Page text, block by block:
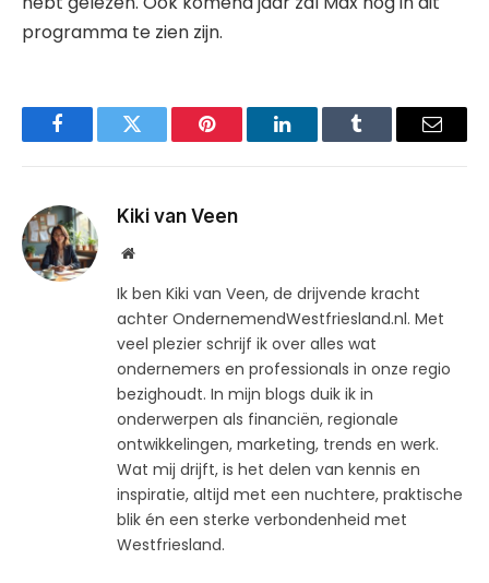
programma te zien zijn.
FacebookTwitter Pinterest LinkedInTumblr Email
Kiki van Veen
Website
Ik ben Kiki van Veen, de drijvende kracht
achter OndernemendWestfriesland.nl. Met
veel plezier schrijf ik over alles wat
ondernemers en professionals in onze regio
bezighoudt. In mijn blogs duik ik in
onderwerpen als financiën, regionale
ontwikkelingen, marketing, trends en werk.
Wat mij drijft, is het delen van kennis en
inspiratie, altijd met een nuchtere, praktische
blik én een sterke verbondenheid met
Westfriesland.